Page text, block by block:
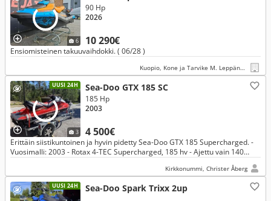
6 10 290€
90 Hp
2026
Ensiomisteinen takuuvaihdokki. ( 06/28 )
Kuopio, Kone ja Tarvike M. Leppänen Oy
UUSI 24H
3
Sea-Doo GTX 185 SC
4 500€
185 Hp
2003
Erittäin siistikuntoinen ja hyvin pidetty Sea-Doo GTX 185 Supercharged. -
Vuosimalli: 2003 - Rotax 4-TEC Supercharged, 185 hv - Ajettu vain 140
Kirkkonummi, Christer Åberg
UUSI 24H Sea-Doo Spark Trixx 2up